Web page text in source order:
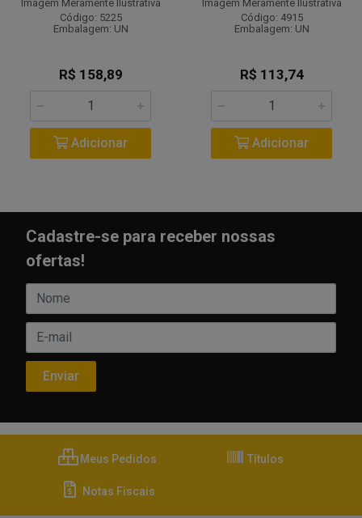
Imagem Meramente Ilustrativa
Código: 5225
Embalagem: UN
R$ 158,89
Adicionar
Imagem Meramente Ilustrativa
Código: 4915
Embalagem: UN
R$ 113,74
Adicionar
Cadastre-se para receber nossas
ofertas!
Meus Pedidos Títulos
Notas Fiscais